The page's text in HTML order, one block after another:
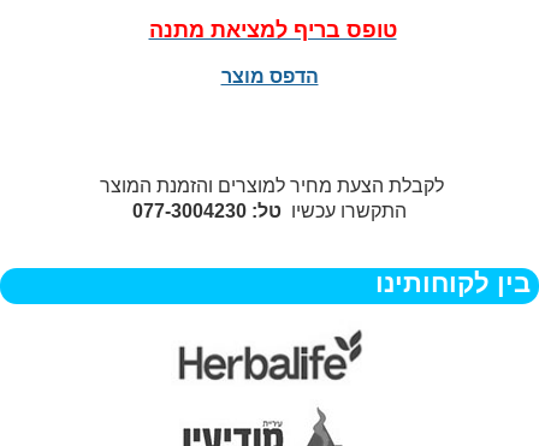
טופס בריף למציאת מתנה
הדפס מוצר
לקבלת הצעת מחיר למוצרים והזמנת המוצר
התקשרו עכשיו טל: 077-3004230
בין לקוחותינו